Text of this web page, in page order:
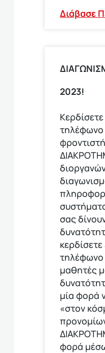
Διάβασε
2023!
τηλέφωνο
σας
τηλέφωνο
μαθητές
μία φορά
«στον
φορά